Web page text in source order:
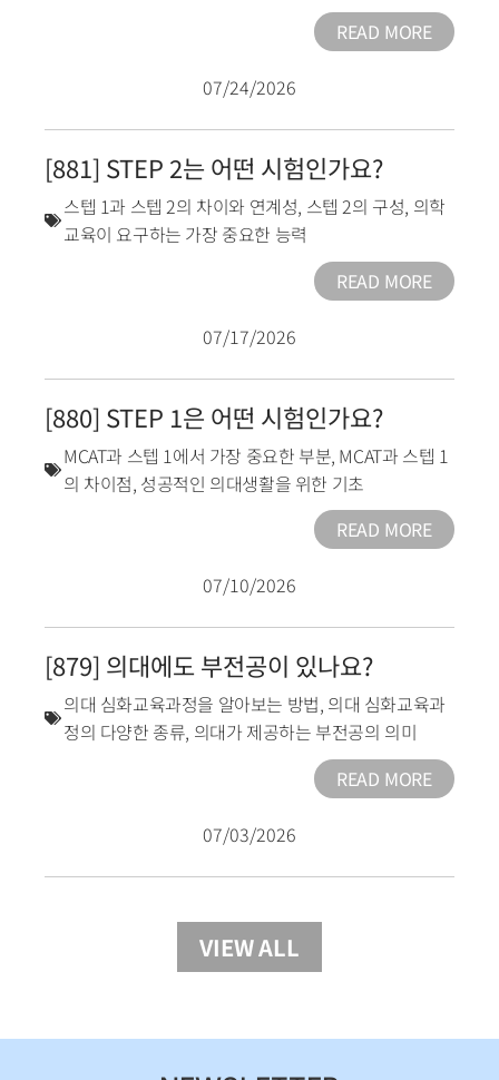
READ MORE
07/24/2026
[881] STEP 2는 어떤 시험인가요?
스텝 1과 스텝 2의 차이와 연계성, 스텝 2의 구성, 의학
교육이 요구하는 가장 중요한 능력
READ MORE
07/17/2026
[880] STEP 1은 어떤 시험인가요?
MCAT과 스텝 1에서 가장 중요한 부분, MCAT과 스텝 1
의 차이점, 성공적인 의대생활을 위한 기초
READ MORE
07/10/2026
[879] 의대에도 부전공이 있나요?
의대 심화교육과정을 알아보는 방법, 의대 심화교육과
정의 다양한 종류, 의대가 제공하는 부전공의 의미
READ MORE
07/03/2026
VIEW ALL